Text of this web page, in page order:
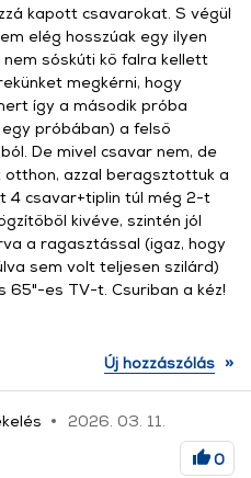
kapott csavarokat. S végül
elég hosszúak egy ilyen
sóskúti kő falra kellett
megkérni, hogy
így a második próba
próbában) a felső
De mivel csavar nem, de
azzal beragsztottuk a
4 csavar+tiplin túl még 2-t
kivéve, szintén jól
a ragasztással (igaz, hogy
sem volt teljesen szilárd)
65"-es TV-t. Csuriban a kéz!
Új hozzászólás »
2026. 03. 11.
0